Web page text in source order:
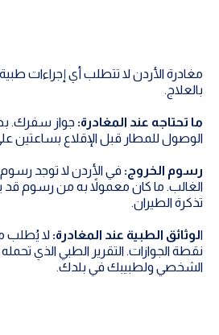
مغادرة الأردن لا تتطلب أي إجراءات
بالعلاج.
ما تحتاجه عند المغادرة: جواز سفرك.
الوصول للمطار قبل الإقلاع بساعتين
رسوم الخروج: في الأردن لا توجد
الغالب. ما كان معمولاً به من رسوم
تذكرة الطيران.
الوثائق الطبية عند المغادرة: لا يُطلب
نقطة الجوازات. التقرير الطبي الذي
الشخصي ولطبيبك في بلدك.